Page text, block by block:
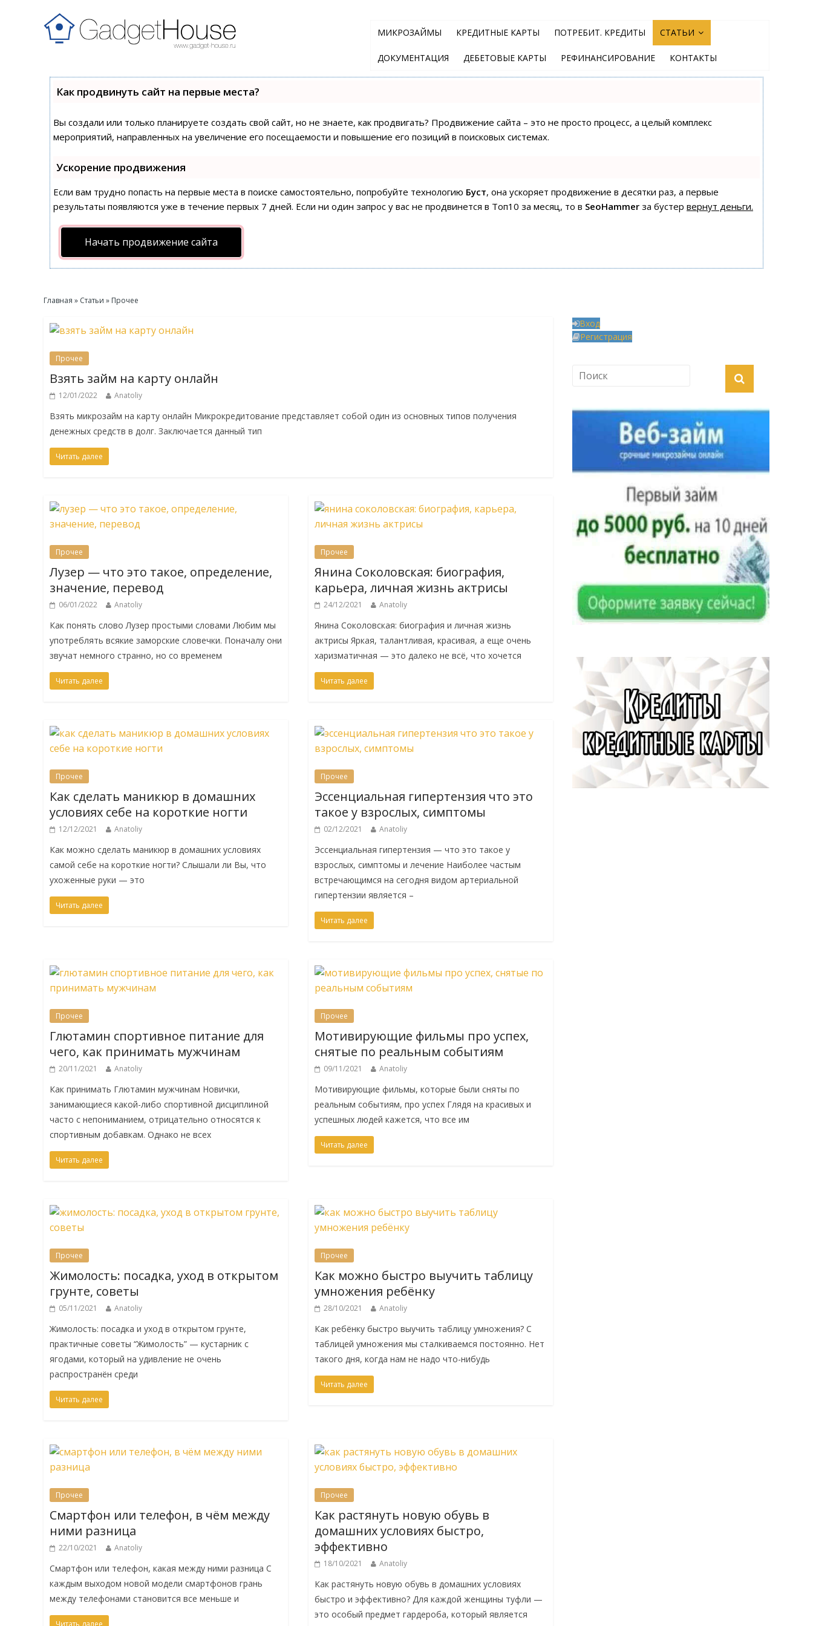
МИКРОЗАЙМЫ КРЕДИТНЫЕ КАРТЫ ПОТРЕБИТ. КРЕДИТЫ СТАТЬИ
ДОКУМЕНТАЦИЯ ДЕБЕТОВЫЕ КАРТЫ РЕФИНАНСИРОВАНИЕ КОНТАКТЫ
Как продвинуть сайт на первые места?
Вы создали или только планируете создать свой сайт, но не знаете, как продвигать? Продвижение сайта – это не просто процесс, а целый комплекс
мероприятий, направленных на увеличение его посещаемости и повышение его позиций в поисковых системах.
Ускорение продвижения
Если вам трудно попасть на первые места в поиске самостоятельно, попробуйте технологию Буст, она ускоряет продвижение в десятки раз, а первые
результаты появляются уже в течение первых 7 дней. Если ни один запрос у вас не продвинется в Топ10 за месяц, то в SeoHammer за бустер вернут деньги.
Начать продвижение сайта
Главная » Статьи » Прочее
Прочее
Взять займ на карту онлайн
12/01/2022 Anatoliy
Взять микрозайм на карту онлайн Микрокредитование представляет собой один из основных типов получения
денежных средств в долг. Заключается данный тип
Читать далее
Прочее
Лузер — что это такое, определение,
значение, перевод
06/01/2022 Anatoliy
Как понять слово Лузер простыми словами Любим мы
употреблять всякие заморские словечки. Поначалу они
звучат немного странно, но со временем
Читать далее
Прочее
Янина Соколовская: биография,
карьера, личная жизнь актрисы
24/12/2021 Anatoliy
Янина Соколовская: биография и личная жизнь
актрисы Яркая, талантливая, красивая, а еще очень
харизматичная — это далеко не всё, что хочется
Читать далее
Прочее
Как сделать маникюр в домашних
условиях себе на короткие ногти
12/12/2021 Anatoliy
Как можно сделать маникюр в домашних условиях
самой себе на короткие ногти? Слышали ли Вы, что
ухоженные руки — это
Читать далее
Прочее
Эссенциальная гипертензия что это
такое у взрослых, симптомы
02/12/2021 Anatoliy
Эссенциальная гипертензия — что это такое у
взрослых, симптомы и лечение Наиболее частым
встречающимся на сегодня видом артериальной
гипертензии является –
Читать далее
Прочее
Глютамин спортивное питание для
чего, как принимать мужчинам
20/11/2021 Anatoliy
Как принимать Глютамин мужчинам Новички,
занимающиеся какой-либо спортивной дисциплиной
часто с непониманием, отрицательно относятся к
спортивным добавкам. Однако не всех
Читать далее
Прочее
Мотивирующие фильмы про успех,
снятые по реальным событиям
09/11/2021 Anatoliy
Мотивирующие фильмы, которые были сняты по
реальным событиям, про успех Глядя на красивых и
успешных людей кажется, что все им
Читать далее
Прочее
Жимолость: посадка, уход в открытом
грунте, советы
05/11/2021 Anatoliy
Жимолость: посадка и уход в открытом грунте,
практичные советы “Жимолость” — кустарник с
ягодами, который на удивление не очень
распространён среди
Читать далее
Прочее
Как можно быстро выучить таблицу
умножения ребёнку
28/10/2021 Anatoliy
Как ребёнку быстро выучить таблицу умножения? С
таблицей умножения мы сталкиваемся постоянно. Нет
такого дня, когда нам не надо что-нибудь
Читать далее
Прочее
Смартфон или телефон, в чём между
ними разница
22/10/2021 Anatoliy
Смартфон или телефон, какая между ними разница С
каждым выходом новой модели смартфонов грань
между телефонами становится все меньше и
Читать далее
Прочее
Как растянуть новую обувь в
домашних условиях быстро,
эффективно
18/10/2021 Anatoliy
Как растянуть новую обувь в домашних условиях
быстро и эффективно? Для каждой женщины туфли —
это особый предмет гардероба, который является
Вход
Регистрация